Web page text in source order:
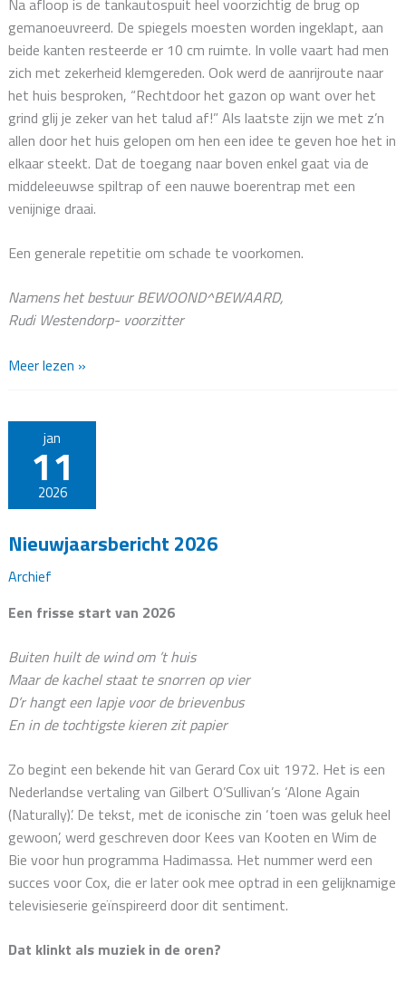
gemanoeuvreerd. De spiegels moesten worden ingeklapt, aan
beide kanten resteerde er 10 cm ruimte. In volle vaart had men
zich met zekerheid klemgereden. Ook werd de aanrijroute naar
het huis besproken, “Rechtdoor het gazon op want over het
grind glij je zeker van het talud af!” Als laatste zijn we met z’n
allen door het huis gelopen om hen een idee te geven hoe het in
elkaar steekt. Dat de toegang naar boven enkel gaat via de
middeleeuwse spiltrap of een nauwe boerentrap met een
venijnige draai.
Een generale repetitie om schade te voorkomen.
Namens het bestuur BEWOOND^BEWAARD,
Rudi Westendorp- voorzitter
Brandweeroefening
Meer lezen »
jan
11
2026
Nieuwjaarsbericht 2026
Archief
Een frisse start van 2026
Buiten huilt de wind om ’t huis
Maar de kachel staat te snorren op vier
D’r hangt een lapje voor de brievenbus
En in de tochtigste kieren zit papier
Zo begint een bekende hit van Gerard Cox uit 1972. Het is een
Nederlandse vertaling van Gilbert O’Sullivan’s ‘Alone Again
(Naturally)’. De tekst, met de iconische zin ‘toen was geluk heel
gewoon’, werd geschreven door Kees van Kooten en Wim de
Bie voor hun programma Hadimassa. Het nummer werd een
succes voor Cox, die er later ook mee optrad in een gelijknamige
televisieserie geïnspireerd door dit sentiment.
Dat klinkt als muziek in de oren?